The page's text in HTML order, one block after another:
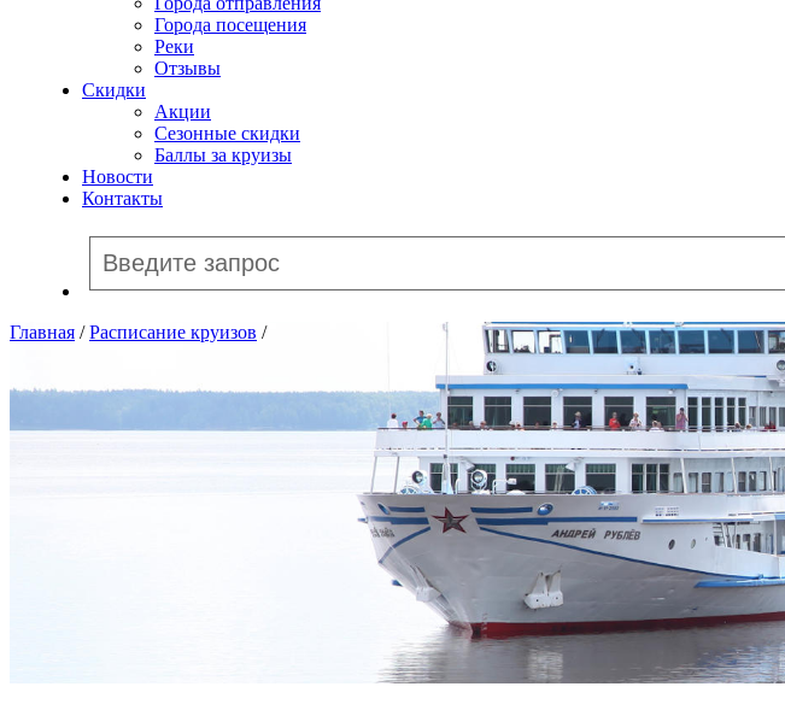
Города посещения
Реки
Отзывы
Скидки
Акции
Сезонные скидки
Баллы за круизы
Новости
Контакты
Главная /Расписание круизов /